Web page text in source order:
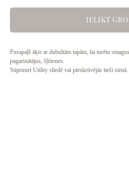
IELIKT
Pusapaļš āķis ar dubultām tapām, lai turētu
pagarinātājus, šļūtenes.
Stipriniet Utility sliedē vai pieskrūvējās tieši sienā.